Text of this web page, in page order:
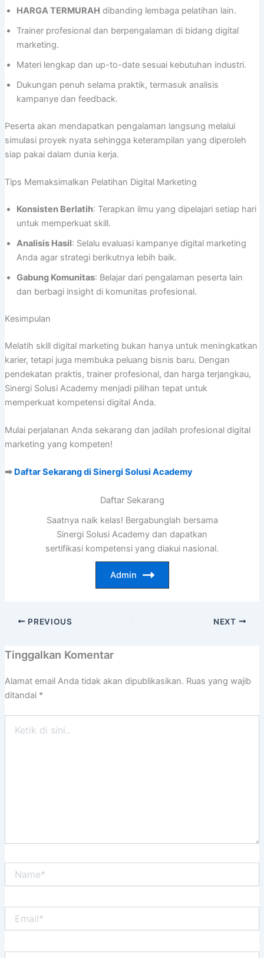
HARGA TERMURAH dibanding lembaga pelatihan lain.
Trainer profesional dan berpengalaman di bidang digital
marketing.
Materi lengkap dan up-to-date sesuai kebutuhan industri.
Dukungan penuh selama praktik, termasuk analisis
kampanye dan feedback.
Peserta akan mendapatkan pengalaman langsung melalui
simulasi proyek nyata sehingga keterampilan yang diperoleh
siap pakai dalam dunia kerja.
Tips Memaksimalkan Pelatihan Digital Marketing
Konsisten Berlatih: Terapkan ilmu yang dipelajari setiap hari
untuk memperkuat skill.
Analisis Hasil: Selalu evaluasi kampanye digital marketing
Anda agar strategi berikutnya lebih baik.
Gabung Komunitas: Belajar dari pengalaman peserta lain
dan berbagi insight di komunitas profesional.
Kesimpulan
Melatih skill digital marketing bukan hanya untuk meningkatkan
karier, tetapi juga membuka peluang bisnis baru. Dengan
pendekatan praktis, trainer profesional, dan harga terjangkau,
Sinergi Solusi Academy menjadi pilihan tepat untuk
memperkuat kompetensi digital Anda.
Mulai perjalanan Anda sekarang dan jadilah profesional digital
marketing yang kompeten!
➡ Daftar Sekarang di Sinergi Solusi Academy
Daftar Sekarang
Saatnya naik kelas! Bergabunglah bersama
Sinergi Solusi Academy dan dapatkan
sertifikasi kompetensi yang diakui nasional.
Admin
PREVIOUS NEXT
Tinggalkan Komentar
Alamat email Anda tidak akan dipublikasikan. Ruas yang wajib
ditandai *